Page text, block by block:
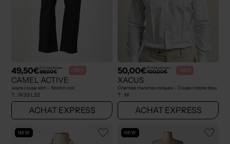
49,50€Prix boutique :
99,00€ -50%
CAMEL ACTIVE
Jeans coupe slim - Stretch noir
T : W33 L32
ACHAT EXPRESS
50,00€Prix boutique :
100,00€ -50%
XACUS
Chemise manches longues - Coupe cintrée bleu
T : M
ACHAT EXPRESS
NEW NEW